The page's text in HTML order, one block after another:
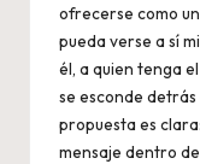
ofrecerse como
pueda verse a sí
él, a quien tenga
se esconde
propuesta es
mensaje dentro